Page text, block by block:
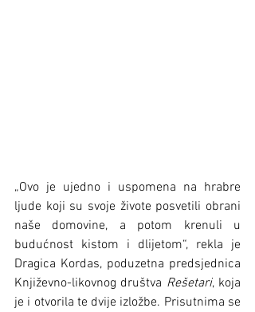
„Ovo je ujedno i uspomena na hrabre
ljude koji su svoje živote posvetili obrani
naše domovine, a potom krenuli u
budućnost kistom i dlijetom“, rekla je
Dragica Kordas, poduzetna predsjednica
Književno-likovnog društva Rešetari, koja
je i otvorila te dvije izložbe. Prisutnima se